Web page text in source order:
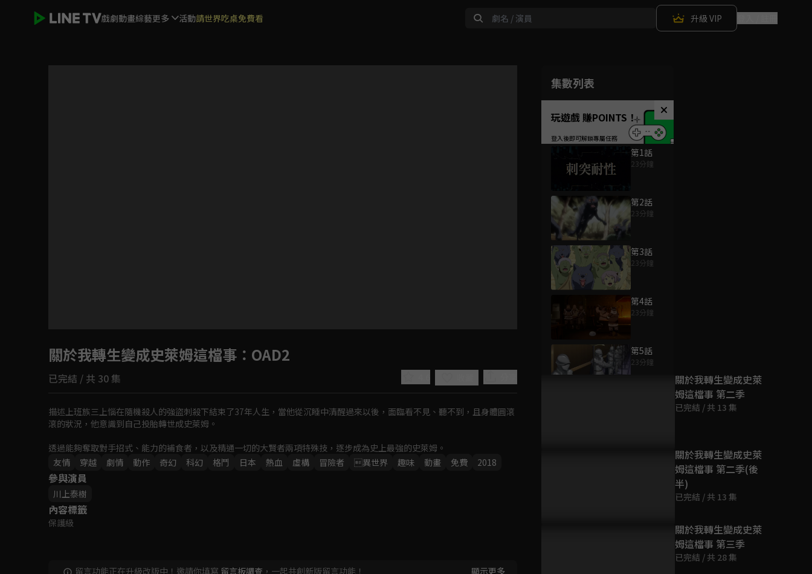
戲劇動畫綜藝更多 活動請世界吃桌免費看 升級 VIP
Play
如有不便請見諒
集數列表
玩遊戲 賺POINTS！
第1話
23分鐘
第2話
23分鐘
第3話
23分鐘
第4話
23分鐘
第5話
23分鐘
關於我轉生變成史萊姆這檔事 ：OAD2
已完結 / 共 30 集
描述上班族三上惱在隨機殺人的強盜刺殺下結束了37年人生，當他從沉睡中清醒過來以後，面臨看不見、聽不到，且身體圓滾
滾的狀況，他意識到自己投胎轉世成史萊姆。
透過能夠奪取對手招式、能力的補食者，以及精通一切的大賢者兩項特殊技，逐步成為史上最強的史萊姆。
友情
穿越 劇情 動作 奇幻 科幻 格鬥 日本 熱血 虛構 冒險者 異世界 趣味 動畫 免費 2018
參與演員
川上泰樹
內容標籤
保護級
留言功能正在升級改版中！邀請你填寫 留言板調查 ，一起共創新版留言功能！ 顯示更多
為您推薦
關於我轉生變成史萊
姆這檔事 第二季
已完結 / 共 13 集
關於我轉生變成史萊
姆這檔事 第二季(後
半)
已完結 / 共 13 集
關於我轉生變成史萊
姆這檔事 第三季
已完結 / 共 28 集